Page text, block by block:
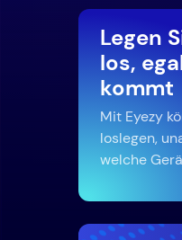
Legen
los,
kommt
Mit Eyezy
loslegen,
welche